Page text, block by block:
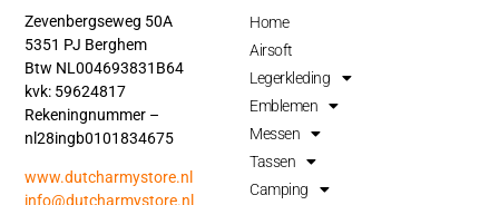
Zevenbergseweg 50A
5351 PJ Berghem
Btw NL004693831B64
kvk: 59624817
Rekeningnummer –
nl28ingb0101834675
www.dutcharmystore.nl
info@dutcharmystore.nl
Home
Airsoft
Legerkleding
Emblemen
Messen
Tassen
Camping